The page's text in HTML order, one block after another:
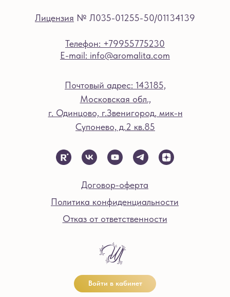
Лицензия № Л035-01255-50/01134139
Договор-оферта
Политика конфиденциальности
Отказ от ответственности
Телефон: +79955775230
E-mail: info@aromalita.com
Почтовый адрес: 143185,
Московская обл.,
г. Одинцово, г.Звенигород, мик-н
Супонево, д.2 кв.85
Войти в кабинет